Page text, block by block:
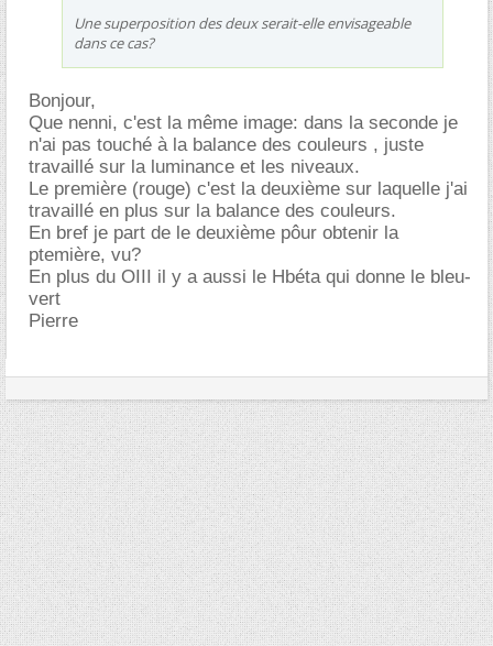
Une superposition des deux serait-elle envisageable
dans ce cas?
Bonjour,
Que nenni, c'est la même image: dans la seconde je
n'ai pas touché à la balance des couleurs , juste
travaillé sur la luminance et les niveaux.
Le première (rouge) c'est la deuxième sur laquelle j'ai
travaillé en plus sur la balance des couleurs.
En bref je part de le deuxième pôur obtenir la
ptemière, vu?
En plus du OIII il y a aussi le Hbéta qui donne le bleu-
vert
Pierre